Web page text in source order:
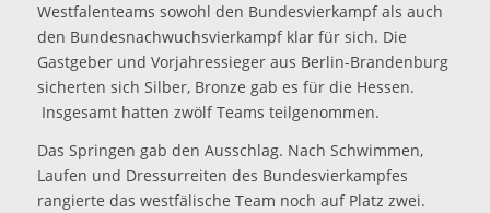
Westfalenteams sowohl den Bundesvierkampf als auch
den Bundesnachwuchsvierkampf klar für sich. Die
Gastgeber und Vorjahressieger aus Berlin-Brandenburg
sicherten sich Silber, Bronze gab es für die Hessen.
Insgesamt hatten zwölf Teams teilgenommen.
Das Springen gab den Ausschlag. Nach Schwimmen,
Laufen und Dressurreiten des Bundesvierkampfes
rangierte das westfälische Team noch auf Platz zwei.